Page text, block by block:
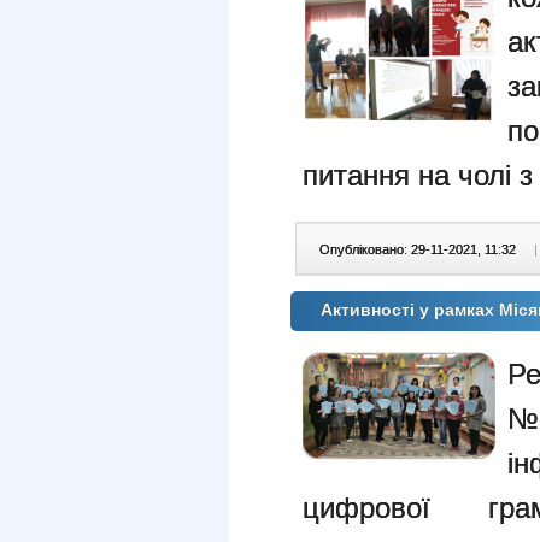
питання на чолі
Опубліковано: 29-11-2021, 11:32 |
Активності у рамках
цифрової